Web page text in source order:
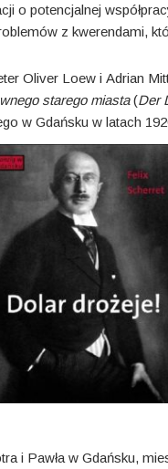
o potencjalnej
z kweren­dami,
Oliver Loew i Adrian
starego miasta(Der
w Gdańsku w latach
i Pawła w Gdańsku,